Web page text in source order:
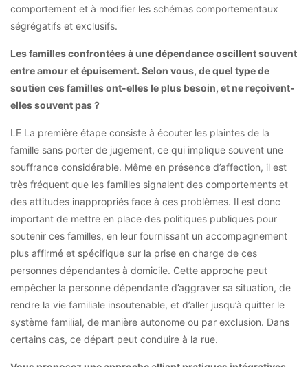
comportement et à modifier les schémas comportementaux
ségrégatifs et exclusifs.
Les familles confrontées à une dépendance oscillent souvent
entre amour et épuisement. Selon vous, de quel type de
soutien ces familles ont-elles le plus besoin, et ne reçoivent-
elles souvent pas ?
LE La première étape consiste à écouter les plaintes de la
famille sans porter de jugement, ce qui implique souvent une
souffrance considérable. Même en présence d’affection, il est
très fréquent que les familles signalent des comportements et
des attitudes inappropriés face à ces problèmes. Il est donc
important de mettre en place des politiques publiques pour
soutenir ces familles, en leur fournissant un accompagnement
plus affirmé et spécifique sur la prise en charge de ces
personnes dépendantes à domicile. Cette approche peut
empêcher la personne dépendante d’aggraver sa situation, de
rendre la vie familiale insoutenable, et d’aller jusqu’à quitter le
système familial, de manière autonome ou par exclusion. Dans
certains cas, ce départ peut conduire à la rue.